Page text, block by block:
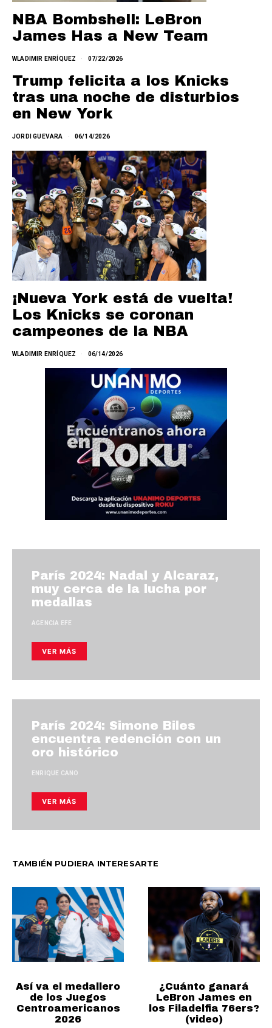
NBA Bombshell: LeBron
James Has a New Team
WLADIMIR ENRÍQUEZ 07/22/2026
Trump felicita a los Knicks
tras una noche de disturbios
en New York
JORDI GUEVARA 06/14/2026
¡Nueva York está de vuelta!
Los Knicks se coronan
campeones de la NBA
WLADIMIR ENRÍQUEZ 06/14/2026
París 2024: Nadal y Alcaraz,
muy cerca de la lucha por
medallas
AGENCIA EFE
VER MÁS
París 2024: Simone Biles
encuentra redención con un
oro histórico
ENRIQUE CANO
VER MÁS
TAMBIÉN PUDIERA INTERESARTE
Así va el medallero
de los Juegos
Centroamericanos
2026
¿Cuánto ganará
LeBron James en
los Filadelfia 76ers?
(video)